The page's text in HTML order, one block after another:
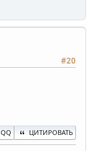
#20
QQ ЦИТИРОВАТЬ